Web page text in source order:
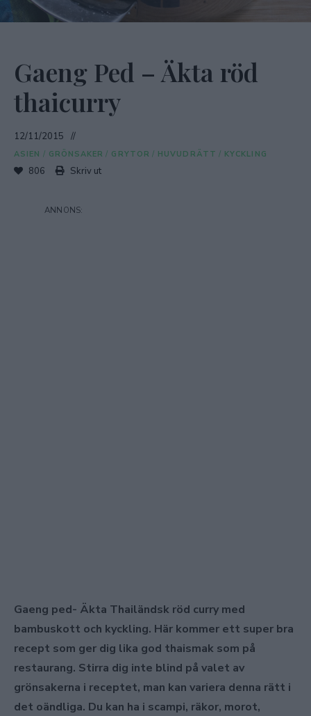
Gaeng Ped – Äkta röd
thaicurry
12/11/2015
ASIEN / GRÖNSAKER / GRYTOR / HUVUDRÄTT / KYCKLING
806 Skriv ut
Gaeng ped- Äkta Thailändsk röd curry med
bambuskott och kyckling. Här kommer ett super bra
recept som ger dig lika god thaismak som på
restaurang. Stirra dig inte blind på valet av
grönsakerna i receptet, man kan variera denna rätt i
det oändliga. Du kan ha i scampi, räkor, morot,